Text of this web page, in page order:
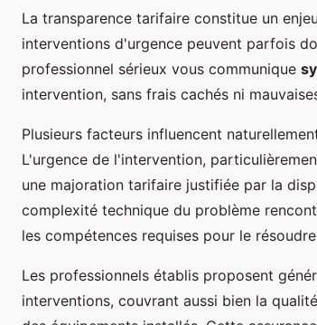
La transparence tarifaire constitue un
interventions d'urgence peuvent parfois
professionnel sérieux vous communique
intervention, sans frais cachés ni
Plusieurs facteurs influencent
L'urgence de l'intervention,
une majoration tarifaire justifiée par la
complexité technique du problème
les compétences requises pour le
Les professionnels établis proposent
interventions, couvrant aussi bien la